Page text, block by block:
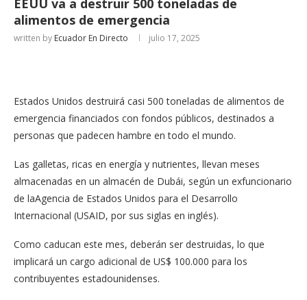
EEUU va a destruir 500 toneladas de
alimentos de emergencia
written by Ecuador En Directo julio 17, 2025
Estados Unidos destruirá casi 500 toneladas de alimentos de
emergencia financiados con fondos públicos, destinados a
personas que padecen hambre en todo el mundo.
Las galletas, ricas en energía y nutrientes, llevan meses
almacenadas en un almacén de Dubái, según un exfuncionario
de laAgencia de Estados Unidos para el Desarrollo
Internacional (USAID, por sus siglas en inglés).
Como caducan este mes, deberán ser destruidas, lo que
implicará un cargo adicional de US$ 100.000 para los
contribuyentes estadounidenses.